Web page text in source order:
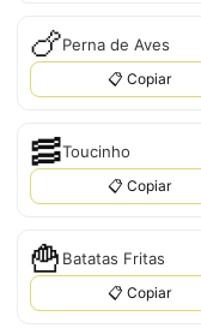
🍗Perna de Aves
📋 Copiar
🥓Toucinho
📋 Copiar
🍟 Batatas Fritas
📋 Copiar